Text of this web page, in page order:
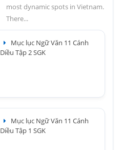
most dynamic spots in Vietnam.
There...
Mục lục Ngữ Văn 11 Cánh
Diều Tập 2 SGK
Mục lục Ngữ Văn 11 Cánh
Diều Tập 1 SGK